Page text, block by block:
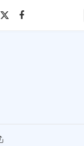
فيسبوك
X